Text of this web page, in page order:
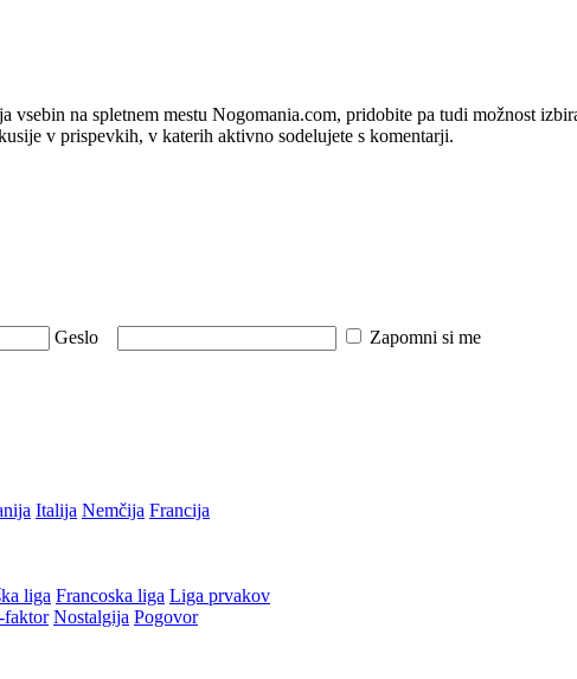
vsebin na spletnem mestu Nogomania.com, pridobite pa tudi možnost
v prispevkih, v katerih aktivno sodelujete s komentarji.
Geslo Zapomni si me
Italija Nemčija Francija
liga Francoska liga Liga prvakov
faktor Nostalgija Pogovor